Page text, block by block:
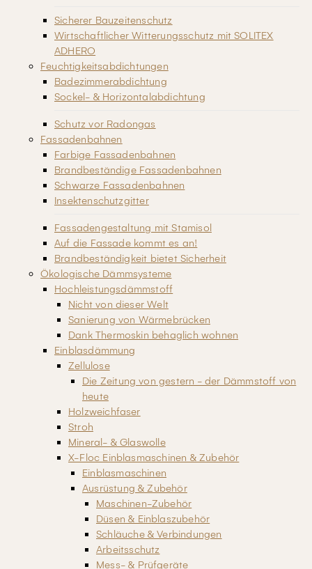
Sicherer Bauzeitenschutz
Wirtschaftlicher Witterungsschutz mit SOLITEX
ADHERO
Feuchtigkeitsabdichtungen
Badezimmerabdichtung
Sockel- & Horizontalabdichtung
Schutz vor Radongas
Fassadenbahnen
Farbige Fassadenbahnen
Brandbeständige Fassadenbahnen
Schwarze Fassadenbahnen
Insektenschutzgitter
Fassadengestaltung mit Stamisol
Auf die Fassade kommt es an!
Brandbeständigkeit bietet Sicherheit
Ökologische Dämmsysteme
Hochleistungsdämmstoff
Nicht von dieser Welt
Sanierung von Wärmebrücken
Dank Thermoskin behaglich wohnen
Einblasdämmung
Zellulose
Die Zeitung von gestern - der Dämmstoff von
heute
Holzweichfaser
Stroh
Mineral- & Glaswolle
X-Floc Einblasmaschinen & Zubehör
Einblasmaschinen
Ausrüstung & Zubehör
Maschinen-Zubehör
Düsen & Einblaszubehör
Schläuche & Verbindungen
Arbeitsschutz
Mess- & Prüfgeräte